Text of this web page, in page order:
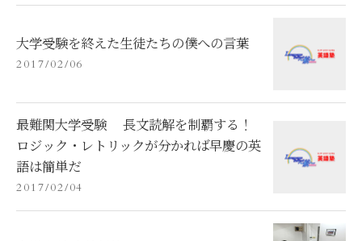
大学受験を終えた生徒たちの僕への言葉
2017/02/06
最難関大学受験 長文読解を制覇する！
ロジック・レトリックが分かれば早慶の英
語は簡単だ
2017/02/04